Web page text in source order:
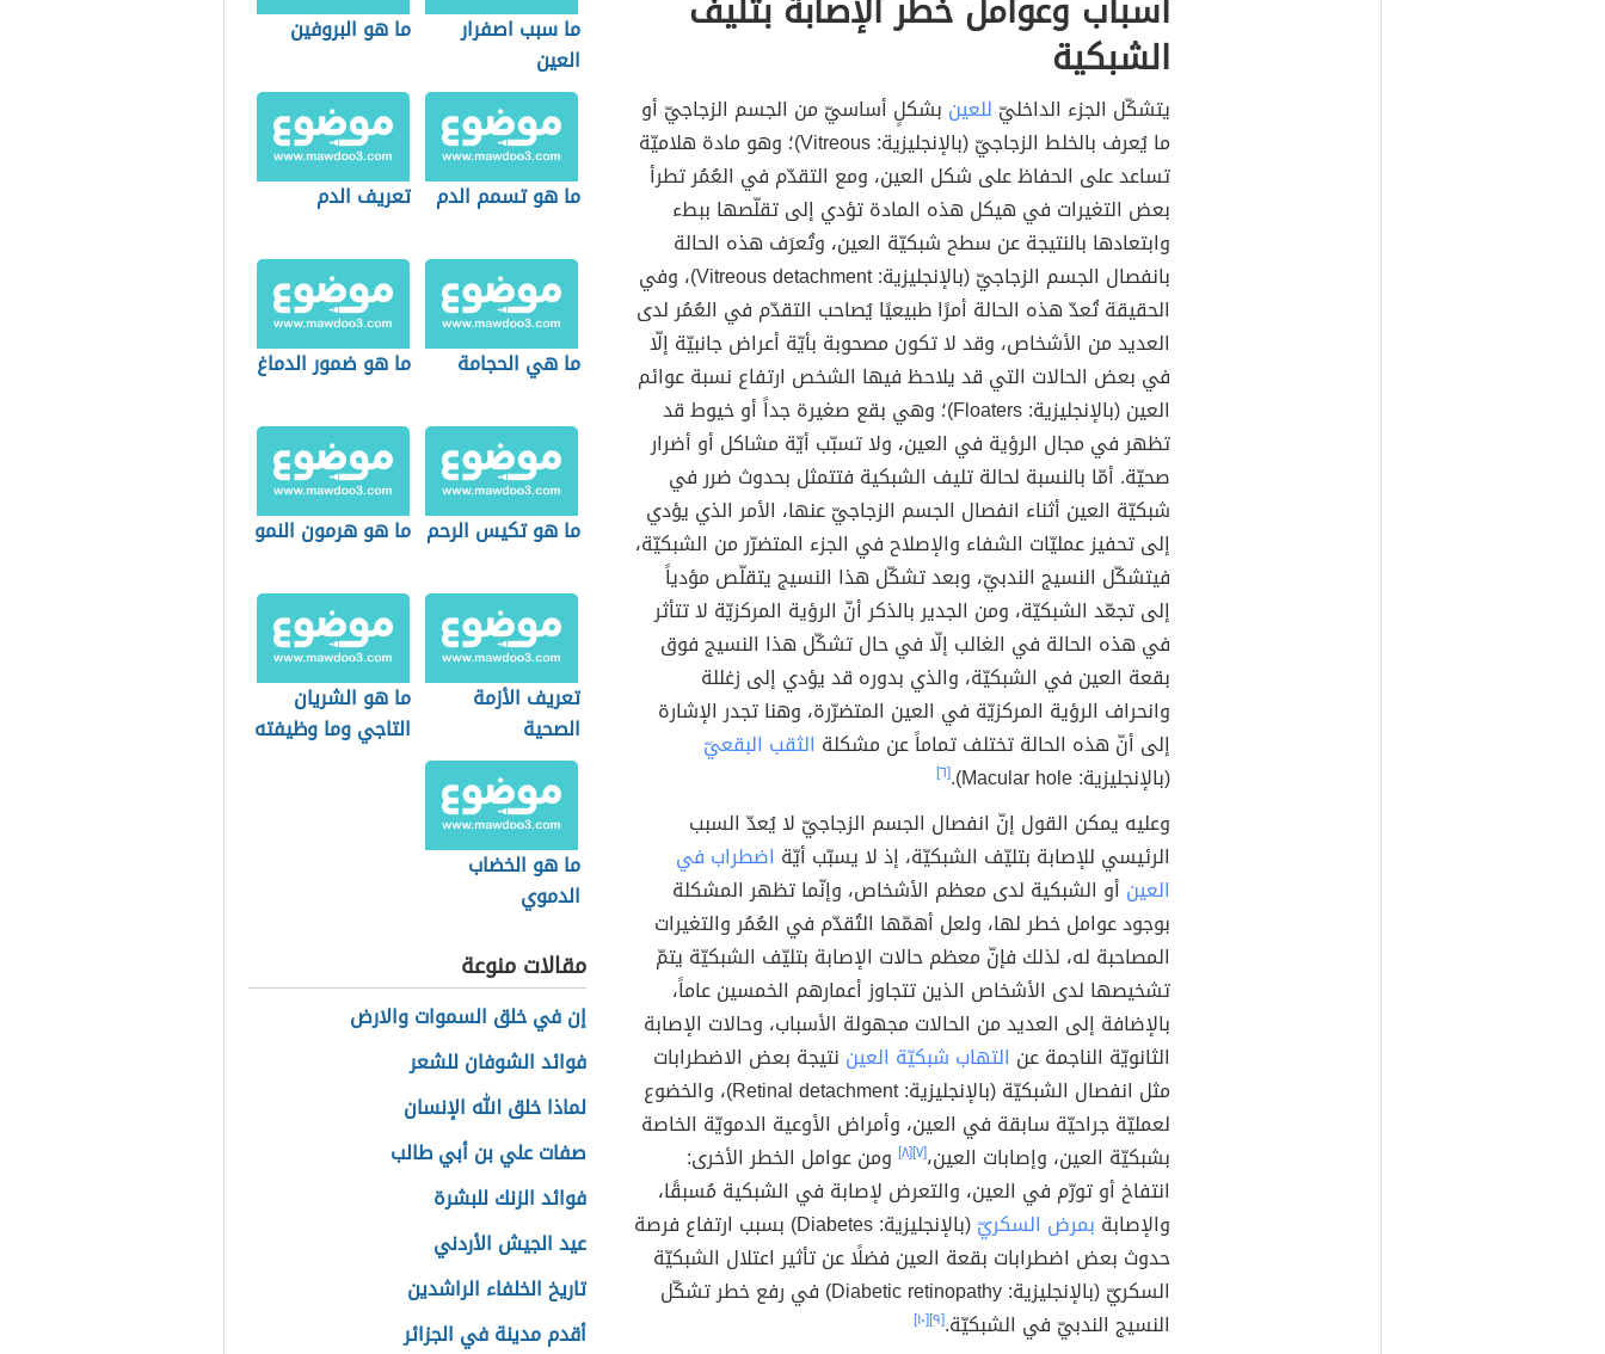
الشبكية
يتشكّل الجزء الداخليّ للعين بشكلٍ أساسيّ من الجسم الزجاجيّ أو
ما يُعرف بالخلط الزجاجيّ (بالإنجليزية: Vitreous)؛ وهو مادة هلاميّة
تساعد على الحفاظ على شكل العين، ومع التقدّم في العُمُر تطرأ
بعض التغيرات في هيكل هذه المادة تؤدي إلى تقلّصها ببطء
وابتعادها بالنتيجة عن سطح شبكيّة العين، وتُعرَف هذه الحالة
بانفصال الجسم الزجاجيّ (بالإنجليزية: Vitreous detachment)، وفي
الحقيقة تُعدّ هذه الحالة أمرًا طبيعيًا يُصاحب التقدّم في العُمُر لدى
العديد من الأشخاص، وقد لا تكون مصحوبة بأيّة أعراض جانبيّة إلّا
في بعض الحالات التي قد يلاحظ فيها الشخص ارتفاع نسبة عوائم
العين (بالإنجليزية: Floaters)؛ وهي بقع صغيرة جداً أو خيوط قد
تظهر في مجال الرؤية في العين، ولا تسبّب أيّة مشاكل أو أضرار
صحيّة. أمّا بالنسبة لحالة تليف الشبكية فتتمثل بحدوث ضرر في
شبكيّة العين أثناء انفصال الجسم الزجاجيّ عنها، الأمر الذي يؤدي
إلى تحفيز عمليّات الشفاء والإصلاح في الجزء المتضرّر من الشبكيّة،
فيتشكّل النسيج الندبيّ، وبعد تشكّل هذا النسيج يتقلّص مؤدياً
إلى تجعّد الشبكيّة، ومن الجدير بالذكر أنّ الرؤية المركزيّة لا تتأثر
في هذه الحالة في الغالب إلّا في حال تشكّل هذا النسيج فوق
بقعة العين في الشبكيّة، والذي بدوره قد يؤدي إلى زغللة
وانحراف الرؤية المركزيّة في العين المتضرّرة، وهنا تجدر الإشارة
إلى أنّ هذه الحالة تختلف تماماً عن مشكلة الثقب البقعيّ
(بالإنجليزية: Macular hole).
[٦]
وعليه يمكن القول إنّ انفصال الجسم الزجاجيّ لا يُعدّ السبب
الرئيسي للإصابة بتليّف الشبكيّة، إذ لا يسبّب أيّة اضطراب في
العين أو الشبكية لدى معظم الأشخاص، وإنّما تظهر المشكلة
بوجود عوامل خطر لها، ولعل أهمّها التُقدّم في العُمُر والتغيرات
المصاحبة له، لذلك فإنّ معظم حالات الإصابة بتليّف الشبكيّة يتمّ
تشخيصها لدى الأشخاص الذين تتجاوز أعمارهم الخمسين عاماً،
بالإضافة إلى العديد من الحالات مجهولة الأسباب، وحالات الإصابة
الثانويّة الناجمة عن التهاب شبكيّة العين نتيجة بعض الاضطرابات
مثل انفصال الشبكيّة (بالإنجليزية: Retinal detachment)، والخضوع
لعمليّة جراحيّة سابقة في العين، وأمراض الأوعية الدمويّة الخاصة
بشبكيّة العين، وإصابات العين،[٧] [٨]
ومن عوامل الخطر الأخرى:
انتفاخ أو تورّم في العين، والتعرض لإصابة في الشبكية مُسبقًا،
والإصابة بمرض السكريّ
(بالإنجليزية: Diabetes) بسبب ارتفاع فرصة
حدوث بعض اضطرابات بقعة العين فضلًا عن تأثير اعتلال الشبكيّة
السكريّ (بالإنجليزية: Diabetic retinopathy) في رفع خطر تشكّل
النسيج الندبيّ في الشبكيّة.[٩] [١٠]
ما سبب اصفرار
العين
ما هو البروفين
ما هو تسمم الدم تعريف الدم
ما هي الحجامة ما هو ضمور الدماغ
ما هو تكيس الرحم ما هو هرمون النمو
تعريف الأزمة
الصحية
ما هو الشريان
التاجي وما وظيفته
ما هو الخضاب
الدموي
مقالات منوعة
إن في خلق السموات والارض
فوائد الشوفان للشعر
لماذا خلق الله الإنسان
صفات علي بن أبي طالب
فوائد الزنك للبشرة
عيد الجيش الأردني
تاريخ الخلفاء الراشدين
أقدم مدينة في الجزائر